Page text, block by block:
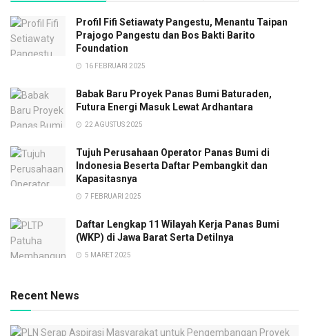
Profil Fifi Setiawaty Pangestu, Menantu Taipan
Prajogo Pangestu dan Bos Bakti Barito
Foundation
16 FEBRUARI 2025
Babak Baru Proyek Panas Bumi Baturaden,
Futura Energi Masuk Lewat Ardhantara
22 AGUSTUS 2025
Tujuh Perusahaan Operator Panas Bumi di
Indonesia Beserta Daftar Pembangkit dan
Kapasitasnya
7 FEBRUARI 2025
Daftar Lengkap 11 Wilayah Kerja Panas Bumi
(WKP) di Jawa Barat Serta Detilnya
5 MARET 2025
Recent News